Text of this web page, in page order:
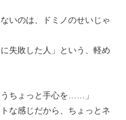
いのは、ドミノのせいじゃ
失敗した人」という、軽め
うちょっと手心を……」
な感じだから、ちょっとネ